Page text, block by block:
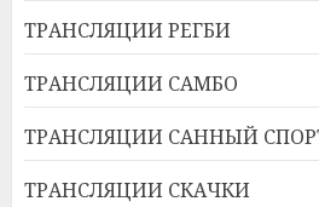
ТРАНСЛЯЦИИ РЕГБИ
ТРАНСЛЯЦИИ САМБО
ТРАНСЛЯЦИИ САННЫЙ
ТРАНСЛЯЦИИ СКАЧКИ